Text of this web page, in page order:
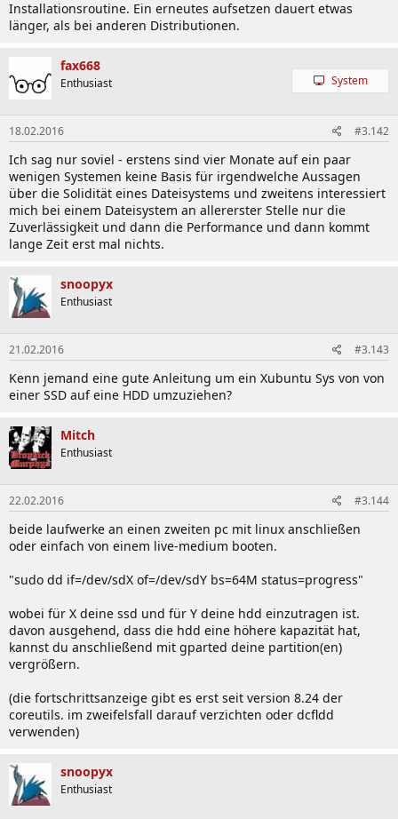
Installationsroutine. Ein erneutes aufsetzen dauert etwas
länger, als bei anderen Distributionen.
fax668
Enthusiast System
18.02.2016 #3.142
Ich sag nur soviel - erstens sind vier Monate auf ein paar
wenigen Systemen keine Basis für irgendwelche Aussagen
über die Solidität eines Dateisystems und zweitens interessiert
mich bei einem Dateisystem an allererster Stelle nur die
Zuverlässigkeit und dann die Performance und dann kommt
lange Zeit erst mal nichts.
snoopyx
Enthusiast
21.02.2016 #3.143
Kenn jemand eine gute Anleitung um ein Xubuntu Sys von von
einer SSD auf eine HDD umzuziehen?
Mitch
Enthusiast
22.02.2016 #3.144
beide laufwerke an einen zweiten pc mit linux anschließen
oder einfach von einem live-medium booten.
"sudo dd if=/dev/sdX of=/dev/sdY bs=64M status=progress"
wobei für X deine ssd und für Y deine hdd einzutragen ist.
davon ausgehend, dass die hdd eine höhere kapazität hat,
kannst du anschließend mit gparted deine partition(en)
vergrößern.
(die fortschrittsanzeige gibt es erst seit version 8.24 der
coreutils. im zweifelsfall darauf verzichten oder dcfldd
verwenden)
snoopyx
Enthusiast